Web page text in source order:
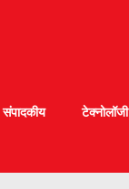
संपादकीय टेक्नोलॉजी